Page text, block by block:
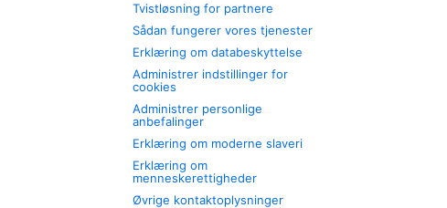
Tvistløsning for partnere
Sådan fungerer vores tjenester
Erklæring om databeskyttelse
Administrer indstillinger for
cookies
Administrer personlige
anbefalinger
Erklæring om moderne slaveri
Erklæring om
menneskerettigheder
Øvrige kontaktoplysninger